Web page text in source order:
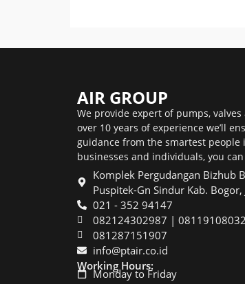
AIR GROUP
We provide expert of pumps,
over 10 years of experience we’ll
guidance from the smartest people
businesses and individuals, you
Komplek Pergudangan Bizhub
Puspitek-Gn Sindur Kab.
021 - 352 94147
082124302987 | 08119108032
081287151907
info@ptair.co.id
Working Hours:
Monday to Friday